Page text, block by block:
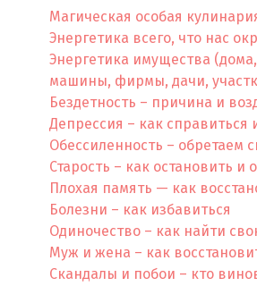
Магическая особая
Энергетика всего, что нас
Энергетика имущества
машины, фирмы, дачи,
Бездетность – причина и
Депрессия – как справиться
Обессиленность – обретаем
Старость – как остановить и
Плохая память — как
Болезни – как избавиться
Одиночество – как найти
Муж и жена – как
Скандалы и побои – кто